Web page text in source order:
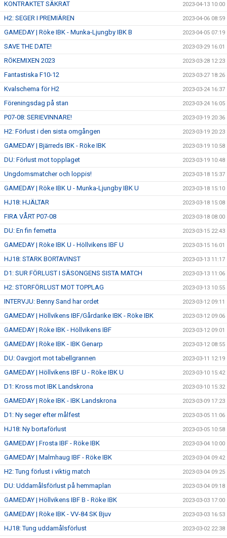
KONTRAKTET SÄKRAT 2023-04-13 10:00
H2: SEGER I PREMIÄREN 2023-04-06 08:59
GAMEDAY | Röke IBK - Munka-Ljungby IBK B 2023-04-05 07:19
SAVE THE DATE! 2023-03-29 16:01
RÖKEMIXEN 2023 2023-03-28 12:23
Fantastiska F10-12 2023-03-27 18:26
Kvalschema för H2 2023-03-24 16:37
Föreningsdag på stan 2023-03-24 16:05
P07-08: SERIEVINNARE! 2023-03-19 20:36
H2: Förlust i den sista omgången 2023-03-19 20:23
GAMEDAY | Bjärreds IBK - Röke IBK 2023-03-19 10:58
DU: Förlust mot topplaget 2023-03-19 10:48
Ungdomsmatcher och loppis! 2023-03-18 15:37
GAMEDAY | Röke IBK U - Munka-Ljungby IBK U 2023-03-18 15:10
HJ18: HJÄLTAR 2023-03-18 15:08
FIRA VÅRT P07-08 2023-03-18 08:00
DU: En fin femetta 2023-03-15 22:43
GAMEDAY | Röke IBK U - Höllvikens IBF U 2023-03-15 16:01
HJ18: STARK BORTAVINST 2023-03-13 11:17
D1: SUR FÖRLUST I SÄSONGENS SISTA MATCH 2023-03-13 11:06
H2: STORFÖRLUST MOT TOPPLAG 2023-03-13 10:55
INTERVJU: Benny Sand har ordet 2023-03-12 09:11
GAMEDAY | Höllvikens IBF/Gårdarike IBK - Röke IBK 2023-03-12 09:06
GAMEDAY | Röke IBK - Höllvikens IBF 2023-03-12 09:01
GAMEDAY | Röke IBK - IBK Genarp 2023-03-12 08:55
DU: Oavgjort mot tabellgrannen 2023-03-11 12:19
GAMEDAY | Höllvikens IBF U - Röke IBK U 2023-03-10 15:42
D1: Kross mot IBK Landskrona 2023-03-10 15:32
GAMEDAY | Röke IBK - IBK Landskrona 2023-03-09 17:23
D1: Ny seger efter målfest 2023-03-05 11:06
HJ18: Ny bortaförlust 2023-03-05 10:58
GAMEDAY | Frosta IBF - Röke IBK 2023-03-04 10:00
GAMEDAY | Malmhaug IBF - Röke IBK 2023-03-04 09:42
H2: Tung förlust i viktig match 2023-03-04 09:25
DU: Uddamålsförlust på hemmaplan 2023-03-04 09:18
GAMEDAY | Höllvikens IBF B - Röke IBK 2023-03-03 17:00
GAMEDAY | Röke IBK - VV-84 SK Bjuv 2023-03-03 16:53
HJ18: Tung uddamålsförlust 2023-03-02 22:38